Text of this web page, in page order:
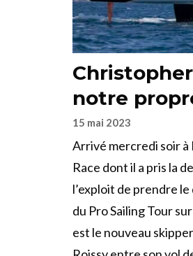
notre
15 mai 2023
Arrivé mercredi soir
Race dont il a pris la
l’exploit de prendre
du Pro Sailing Tour
est le nouveau